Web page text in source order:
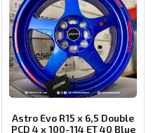
Astro Evo R15 x 6,5 Double
PCD 4 x 100-114 ET 40 Blue